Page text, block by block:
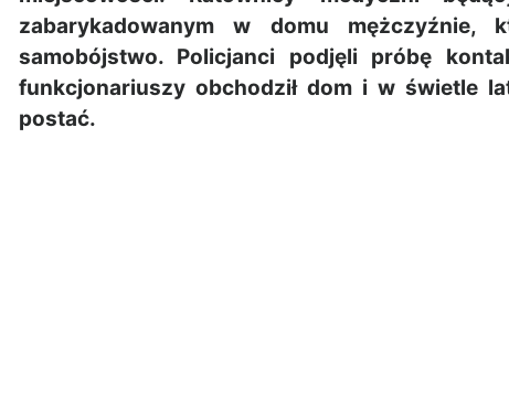
zabarykadowanym w domu mężczyźnie,
samobójstwo. Policjanci podjęli próbę
funkcjonariuszy obchodził dom i w świetle
postać.